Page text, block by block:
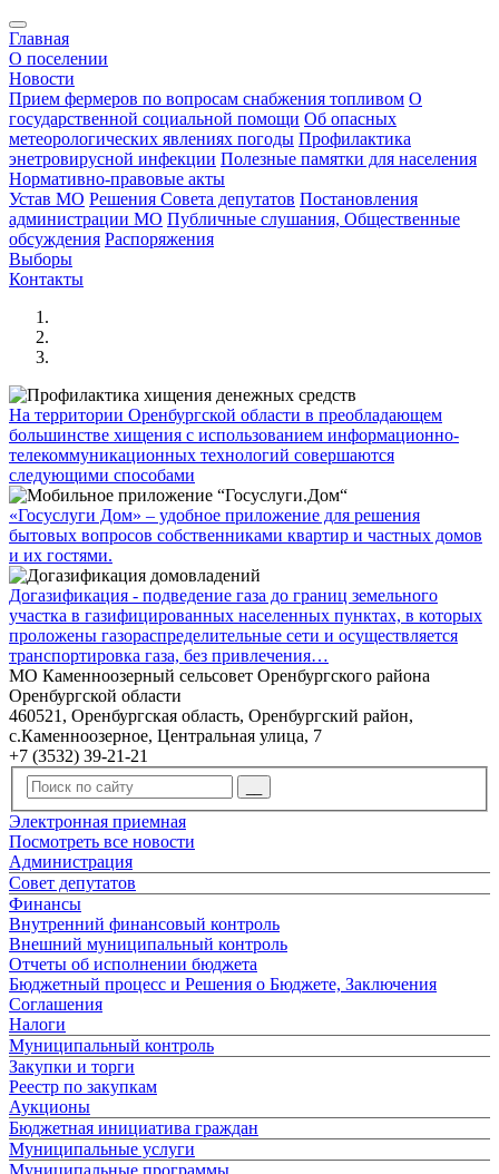
Главная
О поселении
Новости
Прием фермеров по вопросам снабжения топливом О
государственной социальной помощи Об опасных
метеорологических явлениях погоды Профилактика
энетровирусной инфекции Полезные памятки для населения
Нормативно-правовые акты
Устав МО Решения Совета депутатов Постановления
администрации МО Публичные слушания, Общественные
обсуждения Распоряжения
Выборы
Контакты
На территории Оренбургской области в преобладающем
большинстве хищения с использованием информационно-
телекоммуникационных технологий совершаются
следующими способами
«Госуслуги Дом» – удобное приложение для решения
бытовых вопросов собственниками квартир и частных домов
и их гостями.
Догазификация - подведение газа до границ земельного
участка в газифицированных населенных пунктах, в которых
проложены газораспределительные сети и осуществляется
транспортировка газа, без привлечения…
МО Каменноозерный сельсовет Оренбургского района
Оренбургской области
460521, Оренбургская область, Оренбургский район,
с.Каменноозерное, Центральная улица, 7
+7 (3532) 39-21-21
Электронная приемная
Посмотреть все новости
Администрация
Совет депутатов
Финансы
Внутренний финансовый контроль
Внешний муниципальный контроль
Отчеты об исполнении бюджета
Бюджетный процесс и Решения о Бюджете, Заключения
Соглашения
Налоги
Муниципальный контроль
Закупки и торги
Реестр по закупкам
Аукционы
Бюджетная инициатива граждан
Муниципальные услуги
Муниципальные программы